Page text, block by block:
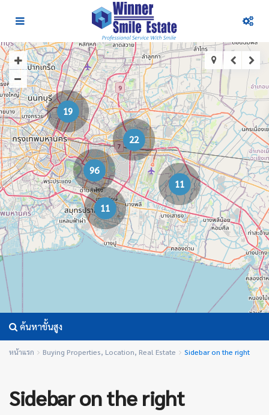
11
11
19
22
96
ค้นหาขั้นสูง
หน้าแรก Buying Properties, Location, Real Estate Sidebar on the right
Sidebar on the right